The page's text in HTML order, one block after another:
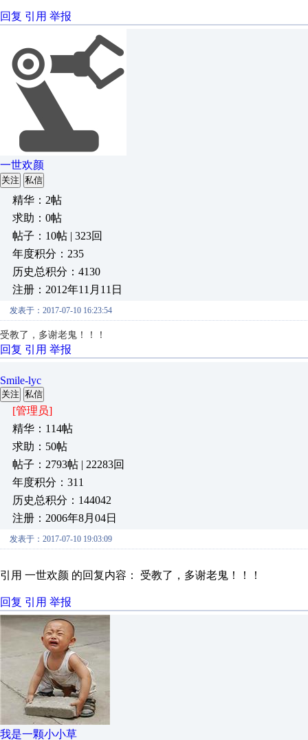
回复 引用 举报
一世欢颜
关注 私信
精华：2帖
求助：0帖
帖子：10帖 | 323回
年度积分：235
历史总积分：4130
注册：2012年11月11日
发表于：2017-07-10 16:23:54
受教了，多谢老鬼！！！
回复 引用 举报
Smile-lyc
关注 私信
[管理员]
精华：114帖
求助：50帖
帖子：2793帖 | 22283回
年度积分：311
历史总积分：144042
注册：2006年8月04日
发表于：2017-07-10 19:03:09
引用 一世欢颜 的回复内容： 受教了，多谢老鬼！！！
回复 引用 举报
我是一颗小小草